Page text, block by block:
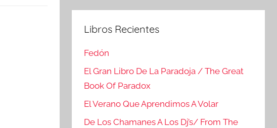
Libros Recientes
Fedón
El Gran Libro De La Paradoja / The Great
Book Of Paradox
El Verano Que Aprendimos A Volar
De Los Chamanes A Los Dj’s/ From The